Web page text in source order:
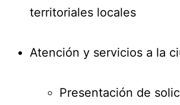
territoriales locales
Atención y servicios a la
Presentación de